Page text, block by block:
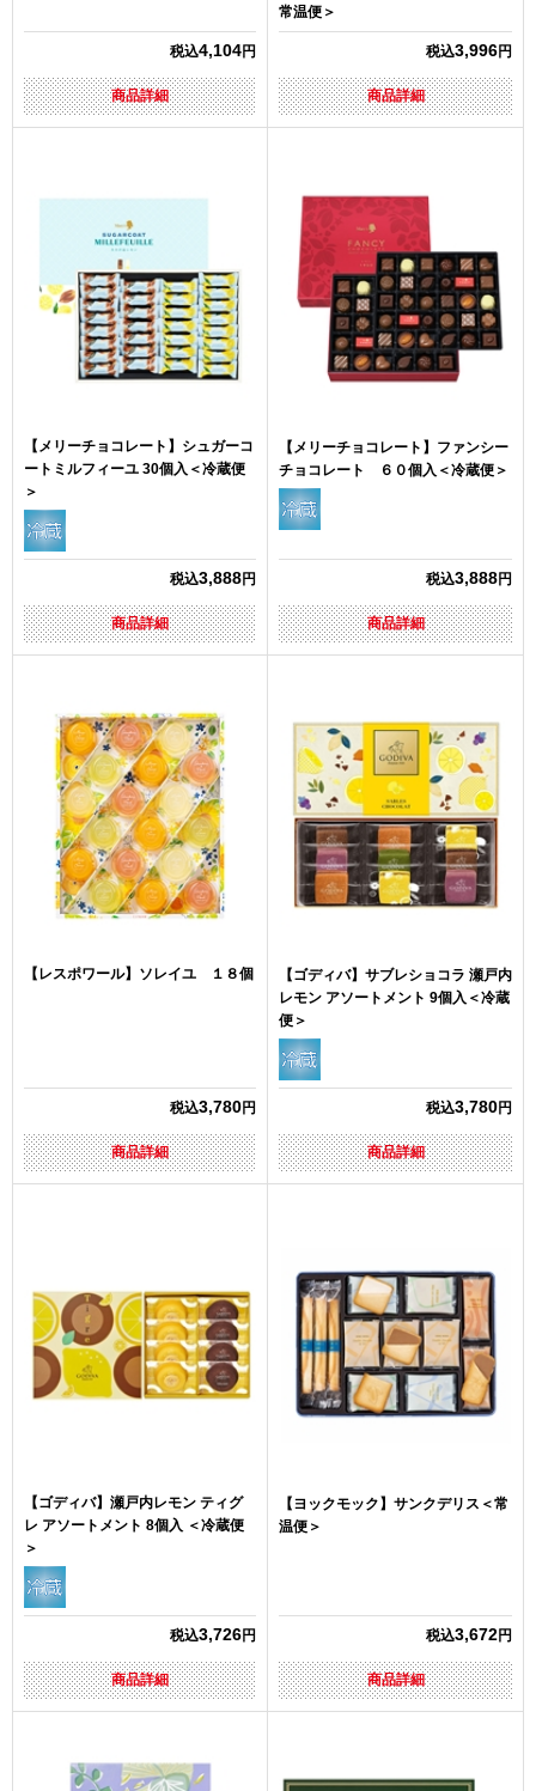
税込4,104円
商品詳細
常温便＞
税込3,996円
商品詳細
【メリーチョコレート】シュガーコ
ートミルフィーユ 30個入＜冷蔵便
＞
税込3,888円
商品詳細
【メリーチョコレート】ファンシー
チョコレート ６０個入＜冷蔵便＞
税込3,888円
商品詳細
【レスポワール】ソレイユ １８個
税込3,780円
商品詳細
【ゴディバ】サブレショコラ 瀬戸内
レモン アソートメント 9個入＜冷蔵
便＞
税込3,780円
商品詳細
【ゴディバ】瀬戸内レモン ティグ
レ アソートメント 8個入 ＜冷蔵便
＞
税込3,726円
商品詳細
【ヨックモック】サンクデリス＜常
温便＞
税込3,672円
商品詳細